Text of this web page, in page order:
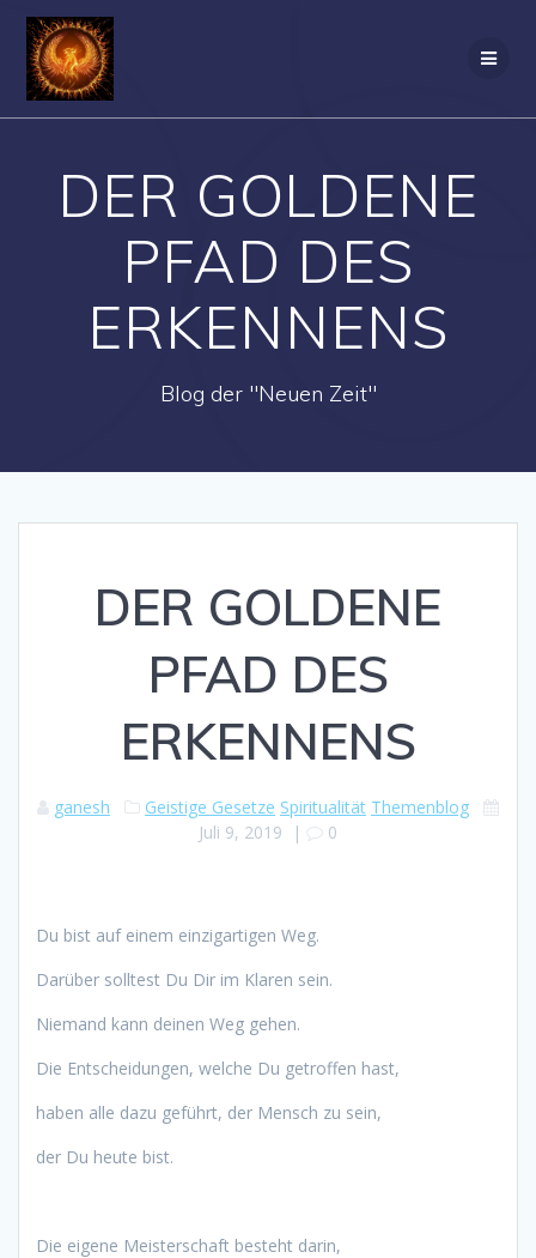
DER GOLDENE
PFAD DES
ERKENNENS
Blog der "Neuen Zeit"
DER GOLDENE
PFAD DES
ERKENNENS
ganesh Geistige Gesetze Spiritualität Themenblog
Juli 9, 2019 | 0
Du bist auf einem einzigartigen Weg.
Darüber solltest Du Dir im Klaren sein.
Niemand kann deinen Weg gehen.
Die Entscheidungen, welche Du getroffen hast,
haben alle dazu geführt, der Mensch zu sein,
der Du heute bist.
Die eigene Meisterschaft besteht darin,